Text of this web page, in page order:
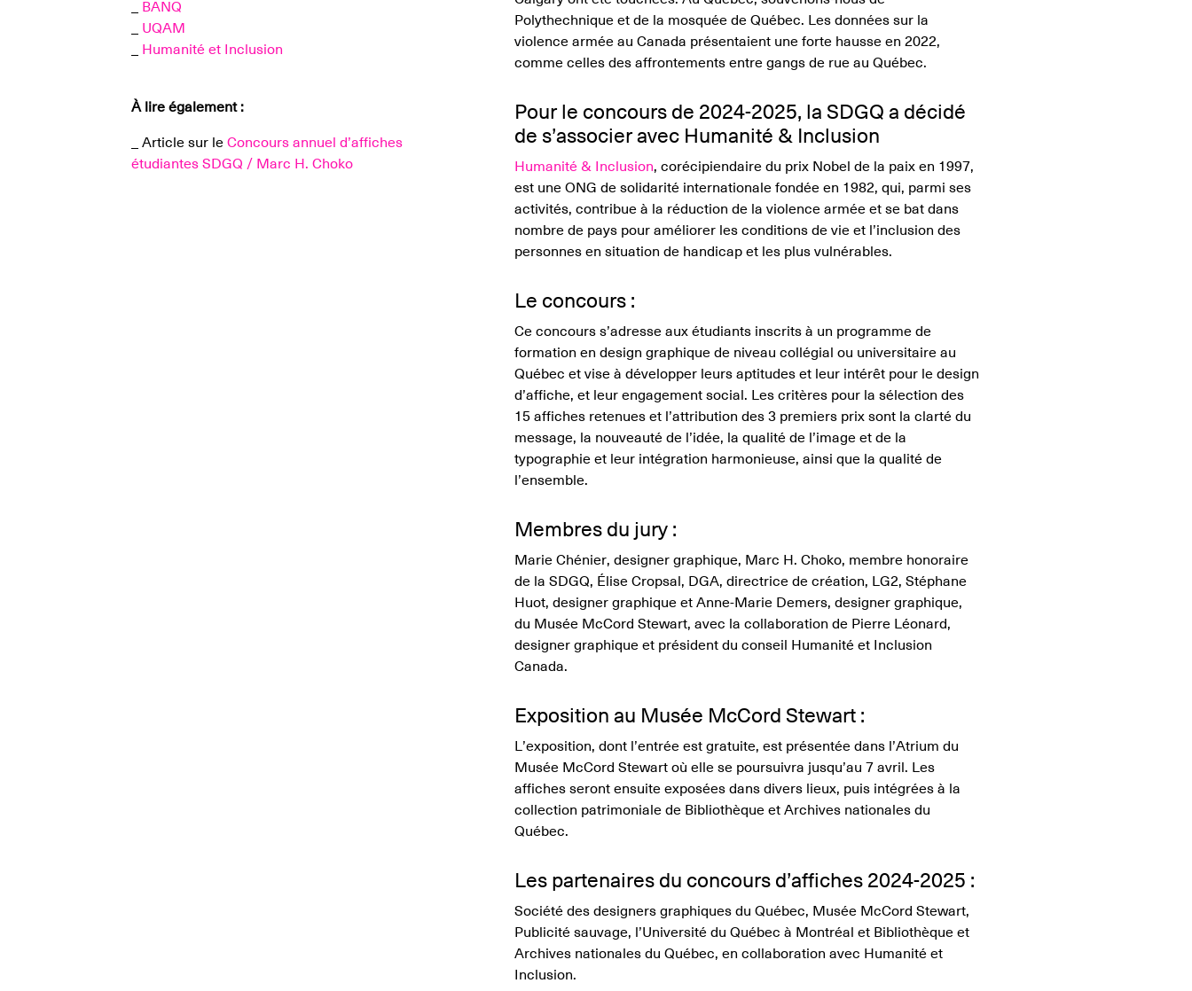
Avr
BANQ
UQAM
Humanité et Inclusion
À lire également :
_ Article sur leConcours annuel d’affiches
étudiantes SDGQ / Marc H. Choko
Polythechnique et de la mosquée de Québec. Les données sur la
violence armée au Canada présentaient une forte hausse en 2022,
comme celles des affrontements entre gangs de rue au Québec.
Pour le concours de 2024-2025, la SDGQ a décidé
de s’associer avec Humanité & Inclusion
Humanité & Inclusion, corécipiendaire du prix Nobel de la paix en 1997,
est une ONG de solidarité internationale fondée en 1982, qui, parmi ses
activités, contribue à la réduction de la violence armée et se bat dans
nombre de pays pour améliorer les conditions de vie et l’inclusion des
personnes en situation de handicap et les plus vulnérables.
Le concours :
Ce concours s’adresse aux étudiants inscrits à un programme de
formation en design graphique de niveau collégial ou universitaire au
Québec et vise à développer leurs aptitudes et leur intérêt pour le design
d’affiche, et leur engagement social. Les critères pour la sélection des
15 affiches retenues et l’attribution des 3 premiers prix sont la clarté du
message, la nouveauté de l’idée, la qualité de l’image et de la
typographie et leur intégration harmonieuse, ainsi que la qualité de
l’ensemble.
Membres du jury :
Marie Chénier, designer graphique, Marc H. Choko, membre honoraire
de la SDGQ, Élise Cropsal, DGA, directrice de création, LG2, Stéphane
Huot, designer graphique et Anne-Marie Demers, designer graphique,
du Musée McCord Stewart, avec la collaboration de Pierre Léonard,
designer graphique et président du conseil Humanité et Inclusion
Canada.
Exposition au Musée McCord Stewart :
L’exposition, dont l’entrée est gratuite, est présentée dans l’Atrium du
Musée McCord Stewart où elle se poursuivra jusqu’au 7 avril. Les
affiches seront ensuite exposées dans divers lieux, puis intégrées à la
collection patrimoniale de Bibliothèque et Archives nationales du
Québec.
Les partenaires du concours d’affiches 2024-2025 :
Société des designers graphiques du Québec, Musée McCord Stewart,
Publicité sauvage, l’Université du Québec à Montréal et Bibliothèque et
Archives nationales du Québec, en collaboration avec Humanité et
Inclusion.